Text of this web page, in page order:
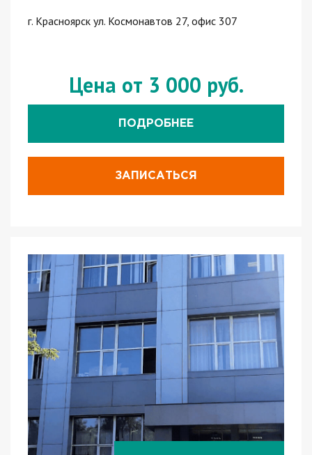
г. Красноярск ул. Космонавтов 27, офис 307
Цена от 3 000 руб.
ПОДРОБНЕЕ
ЗАПИСАТЬСЯ